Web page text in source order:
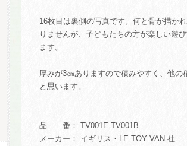
16枚目は裏側の写真です。何と骨が描か
りませんが、子どもたちの方が楽しい遊
ます。
厚みが3㎝ありますので積みやすく、他
と思います。
品 番： TV001E TV001B
メーカー： イギリス・LE TOY VAN 社